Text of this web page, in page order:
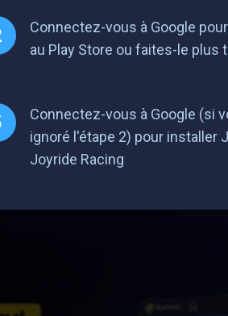
Connectez-vous à Google
au Play Store ou faites-le plus
Connectez-vous à Google (si
ignoré l'étape 2) pour installer
Joyride Racing